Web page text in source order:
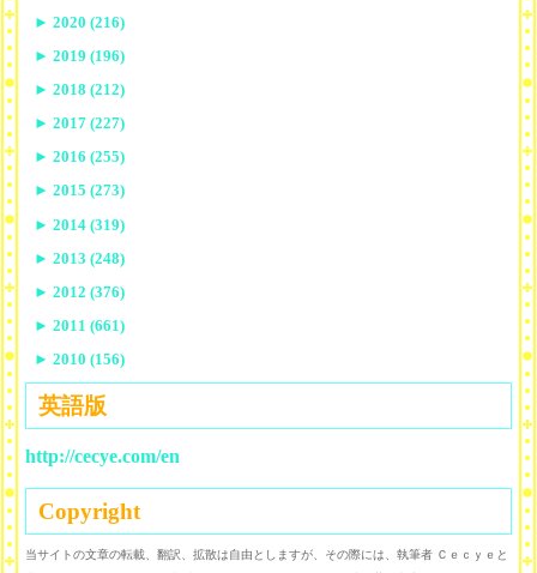
► 2020 (216)
► 2019 (196)
► 2018 (212)
► 2017 (227)
► 2016 (255)
► 2015 (273)
► 2014 (319)
► 2013 (248)
► 2012 (376)
► 2011 (661)
► 2010 (156)
英語版
http://cecye.com/en
Copyright
当サイトの文章の転載、翻訳、拡散は自由としますが、その際には、執筆者 Ｃｅｃｙｅと